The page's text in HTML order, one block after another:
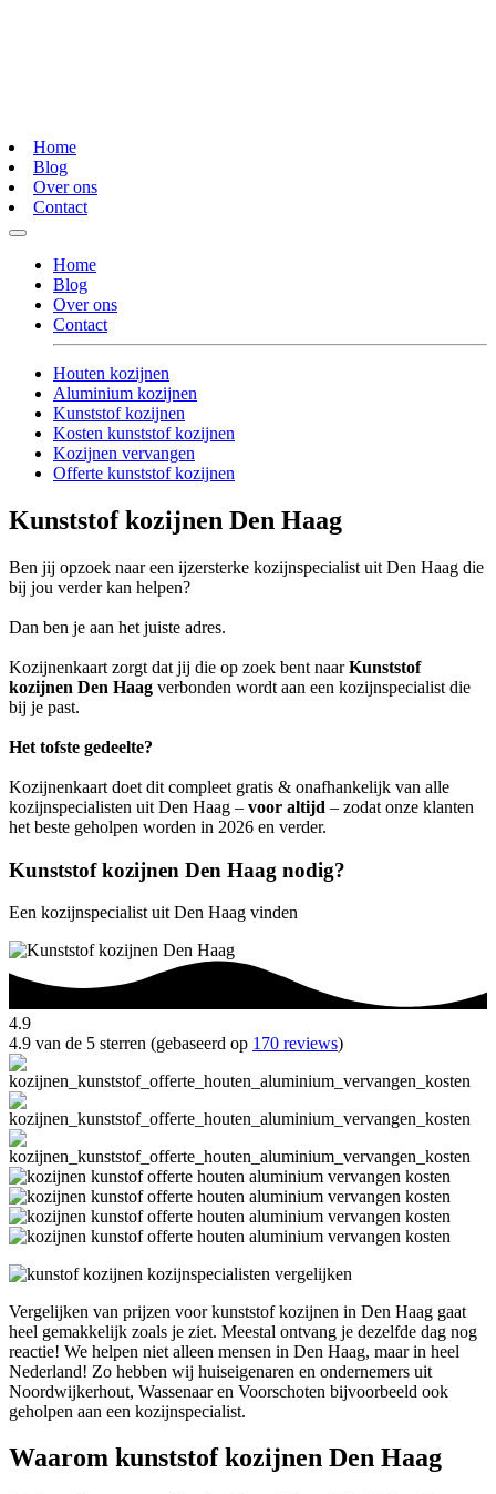
Home
Blog
Over ons
Contact
Home
Blog
Over ons
Contact
Houten kozijnen
Aluminium kozijnen
Kunststof kozijnen
Kosten kunststof kozijnen
Kozijnen vervangen
Offerte kunststof kozijnen
Kunststof kozijnen Den Haag
Ben jij opzoek naar een ijzersterke kozijnspecialist uit Den Haag die
bij jou verder kan helpen?
Dan ben je aan het juiste adres.
Kozijnenkaart zorgt dat jij die op zoek bent naarKunststof
kozijnen Den Haag verbonden wordt aan een kozijnspecialist die
bij je past.
Het tofste gedeelte?
Kozijnenkaart doet dit compleet gratis & onafhankelijk van alle
kozijnspecialisten uit Den Haag – voor altijd – zodat onze klanten
het beste geholpen worden in 2026 en verder.
Kunststof kozijnen Den Haag nodig?
Een kozijnspecialist uit Den Haag vinden
4.9
4.9 van de 5 sterren (gebaseerd op 170 reviews)
Vergelijken van prijzen voor kunststof kozijnen in Den Haag gaat
heel gemakkelijk zoals je ziet. Meestal ontvang je dezelfde dag nog
reactie! We helpen niet alleen mensen in Den Haag, maar in heel
Nederland! Zo hebben wij huiseigenaren en ondernemers uit
Noordwijkerhout, Wassenaar en Voorschoten bijvoorbeeld ook
geholpen aan een kozijnspecialist.
Waarom kunststof kozijnen Den Haag